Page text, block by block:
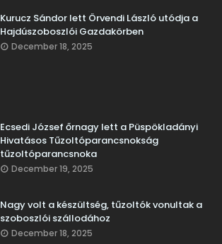
Kurucz Sándor lett Örvendi László utódja a
Hajdúszoboszlói Gazdakörben
December 18, 2025
Ecsedi József őrnagy lett a Püspökladányi
Hivatásos Tűzoltóparancsnokság
tűzoltóparancsnoka
December 19, 2025
Nagy volt a készültség, tűzoltók vonultak a
szoboszlói szállodához
December 18, 2025